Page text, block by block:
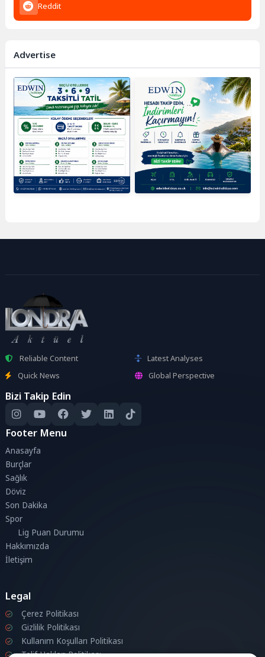
Reddit
Advertise
Reliable Content
Latest Analyses
Quick News
Global Perspective
Bizi Takip Edin
Footer Menu
Anasayfa
Burçlar
Sağlık
Döviz
Son Dakika
Spor
Lig Puan Durumu
Hakkımızda
İletişim
Legal
Çerez Politikası
Gizlilik Politikası
Kullanım Koşulları Politikası
Telif Hakları Politikası